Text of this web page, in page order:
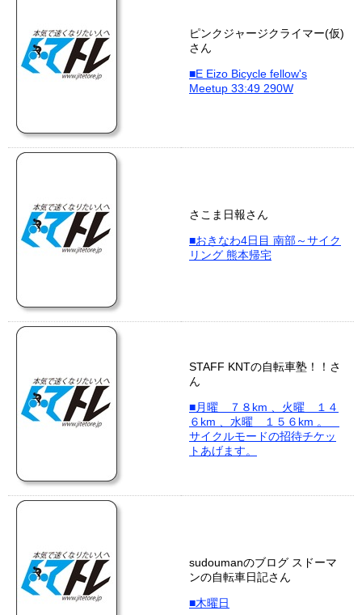
ピンクジャージクライマー(仮)
さん
■E Eizo Bicycle fellow's
Meetup 33:49 290W
さこま日報さん
■おきなわ4日目 南部～サイク
リング 熊本帰宅
STAFF KNTの自転車塾！！さ
ん
■月曜 ７８km 、火曜 １４
６km 、水曜 １５６km 。
サイクルモードの招待チケッ
トあげます。
sudoumanのブログ スドーマ
ンの自転車日記さん
■木曜日